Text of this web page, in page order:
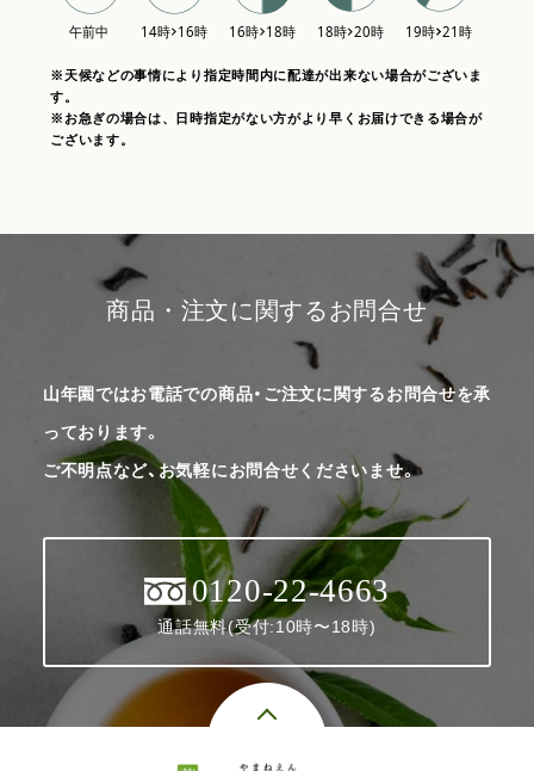
※天候などの事情により指定時間内に配達が出来ない場合がございま
す。
※お急ぎの場合は、日時指定がない方がより早くお届けできる場合が
ございます。
商品・注文に関するお問合せ
山年園ではお電話での商品・ご注文に関するお問合せを承
っております。
ご不明点など、お気軽にお問合せくださいませ。
0120-22-4663
通話無料(受付:10時〜18時)